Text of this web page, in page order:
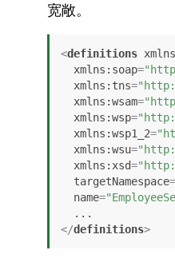
宽敞。
<definitions xmlns
xmlns:soap=
xmlns:tns=
xmlns:wsam=
xmlns:wsp=
xmlns:wsp1_2=
xmlns:wsu=
xmlns:xsd=
targetNamespace=
name=
</definitions>